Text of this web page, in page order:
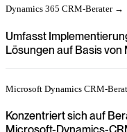
Dynamics 365 CRM-Berater →
Umfasst
Lösungen auf Basis
Microsoft Dynamics CRM-
Konzentriert sich auf